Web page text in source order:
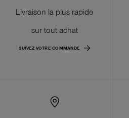
Livraison la plus rapide
sur tout achat
SUIVEZ VOTRE COMMANDE